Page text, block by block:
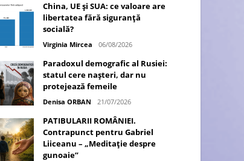
China, UE și SUA: ce valoare are
libertatea fără siguranță
socială?
Virginia Mircea 06/08/2026
Paradoxul demografic al Rusiei:
statul cere nașteri, dar nu
protejează femeile
Denisa ORBAN 21/07/2026
PATIBULARII ROMÂNIEI.
Contrapunct pentru Gabriel
Liiceanu – „Meditație despre
gunoaie”